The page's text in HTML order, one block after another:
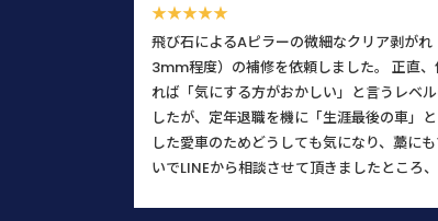
★★★★★
飛び石によるAピラーの微細なクリア剥がれ
3mm程度）の補修を依頼しました。 正直、
れば「気にする方がおかしい」と言うレベ
したが、定年退職を機に「生涯最後の車」
した愛車のためどうしても気になり、藁に
いでLINEから相談させて頂きましたところ